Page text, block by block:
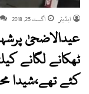
ایڈیٹر اگست 25, 2018
عیدالاضحیٰ
ٹھکانے لگانے
کئے تھے،شیدا